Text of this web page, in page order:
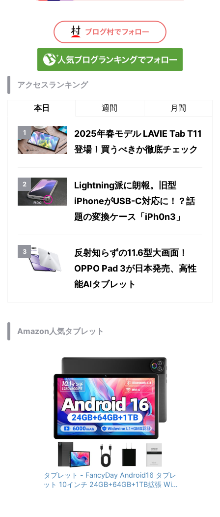
アクセスランキング
本日 週間 月間
2025年春モデル LAVIE Tab T11
登場！買うべきか徹底チェック
Lightning派に朗報。旧型
iPhoneがUSB-C対応に！？話
題の変換ケース「iPh0n3」
反射知らずの11.6型大画面！
OPPO Pad 3が日本発売、高性
能AIタブレット
Amazon人気タブレット
タブレット - FancyDay Android16 タブレ
ット 10インチ 24GB+64GB+1TB拡張 WiFi